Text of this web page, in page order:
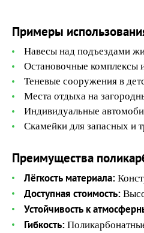
Примеры
Навесы над подъездами
Остановочные комплексы
Теневые сооружения в
Места отдыха на
Индивидуальные
Скамейки для запасных и
Преимущества
Лёгкость материала:
Доступная стоимость:
Устойчивость к
Гибкость: